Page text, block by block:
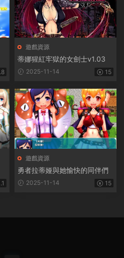
遊戲資源
蒂娜猩紅牢獄的女劍士v1.03
2025-11-14 15
遊戲資源
勇者拉蒂娅與她愉快的同伴們
2025-11-14 15